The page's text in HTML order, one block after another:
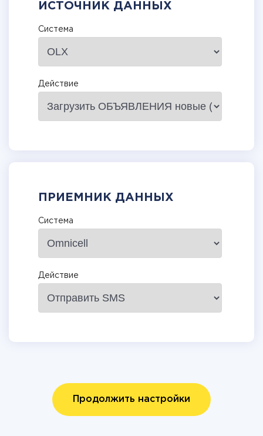
ИСТОЧНИК ДАННЫХ
Система
Действие
ПРИЕМНИК ДАННЫХ
Система
Действие
Продолжить настройки